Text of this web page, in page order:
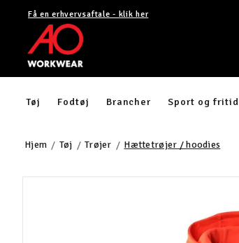
Få en erhvervsaftale - klik her
Tøj Fodtøj Brancher Sport og fritid
Hjem Tøj Trøjer Hættetrøjer / hoodies